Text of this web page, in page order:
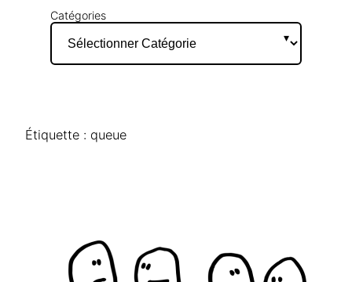
Catégories
Étiquette : queue